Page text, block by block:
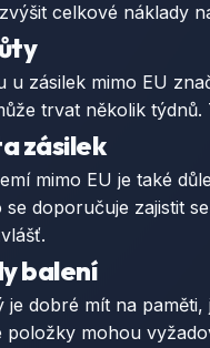
celkové náklady
u zásilek mimo EU
trvat několik
zásilek
mimo EU je také
doporučuje zajistit
balení
dobré mít na
položky mohou